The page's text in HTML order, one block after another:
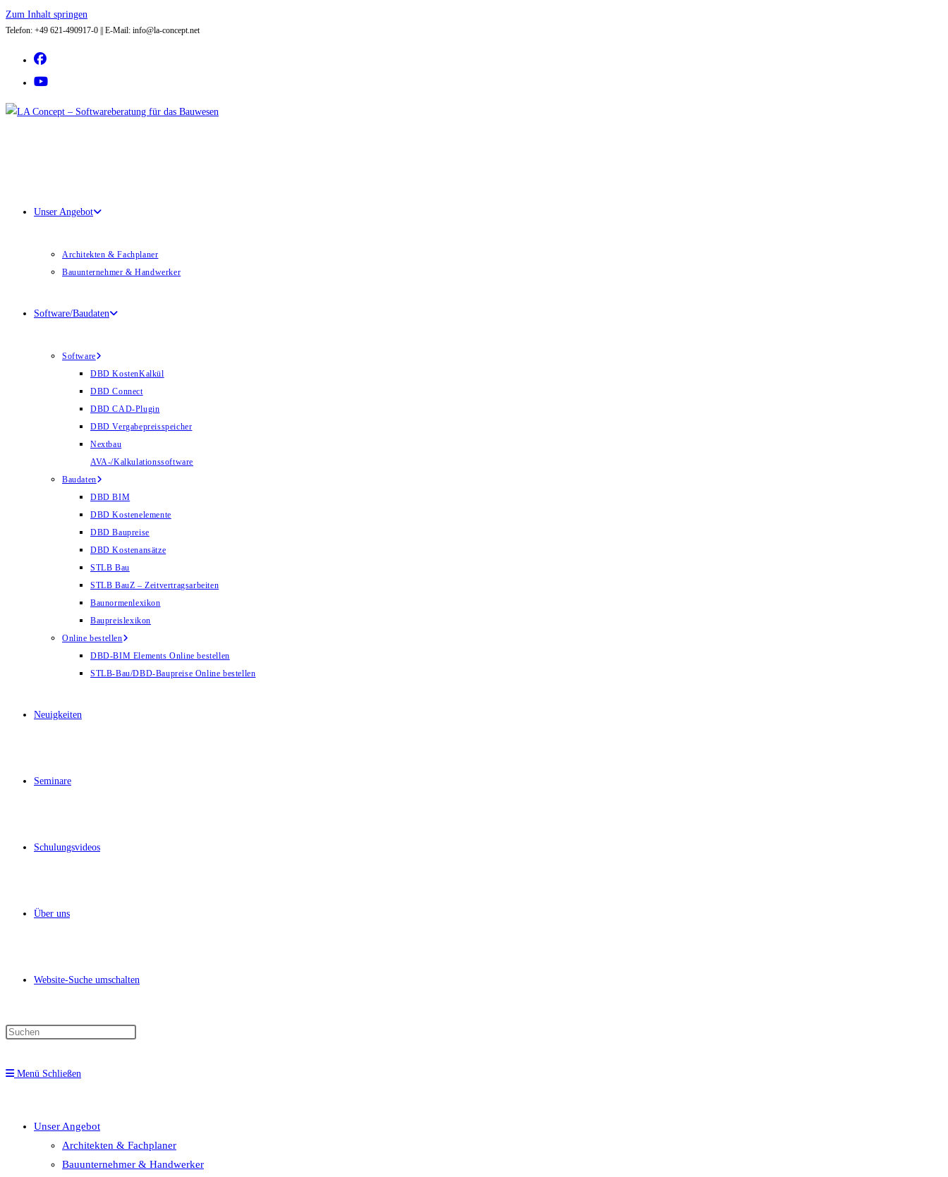
Zum Inhalt springen
Telefon: +49 621-490917-0 || E-Mail: info@la-concept.net
Unser Angebot
Architekten & Fachplaner
Bauunternehmer & Handwerker
Software/Baudaten
Software
DBD KostenKalkül
DBD Connect
DBD CAD-Plugin
DBD Vergabepreisspeicher
Nextbau
AVA-/Kalkulationssoftware
Baudaten
DBD BIM
DBD Kostenelemente
DBD Baupreise
DBD Kostenansätze
STLB Bau
STLB BauZ – Zeitvertragsarbeiten
Baunormenlexikon
Baupreislexikon
Online bestellen
DBD-BIM Elements Online bestellen
STLB-Bau/DBD-Baupreise Online bestellen
Neuigkeiten
Seminare
Schulungsvideos
Über uns
Website-Suche umschalten
Menü Schließen
Unser Angebot
Architekten & Fachplaner
Bauunternehmer & Handwerker